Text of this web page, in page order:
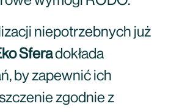
niepotrzebnych już
Sferadokłada
by zapewnić ich
zgodnie z